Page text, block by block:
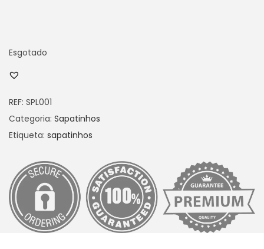
Esgotado
REF: SPL001
Categoria: Sapatinhos
Etiqueta: sapatinhos